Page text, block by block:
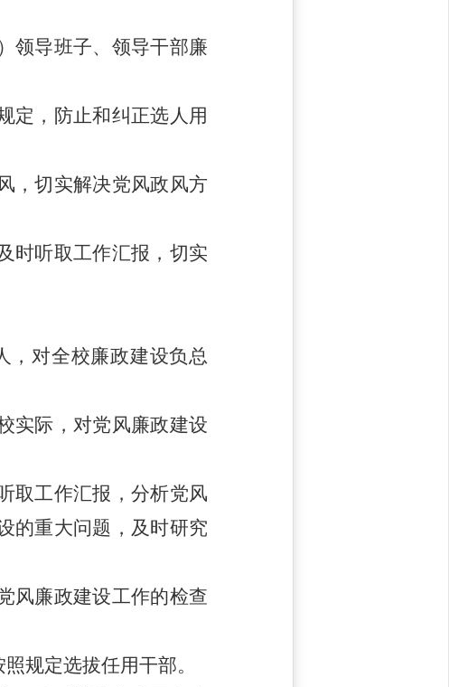
领导班子、领导干部廉
定，防止和纠正选人用
，切实解决党风政风方
时听取工作汇报，切实
，对全校廉政建设负总
实际，对党风廉政建设
取工作汇报，分析党风
的重大问题，及时研究
风廉政建设工作的检查
规定选拔任用干部。